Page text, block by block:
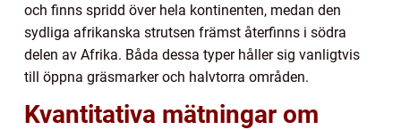
och finns spridd över hela kontinenten, medan den
sydliga afrikanska strutsen främst återfinns i södra
delen av Afrika. Båda dessa typer håller sig vanligtvis
till öppna gräsmarker och halvtorra områden.
Kvantitativa mätningar om